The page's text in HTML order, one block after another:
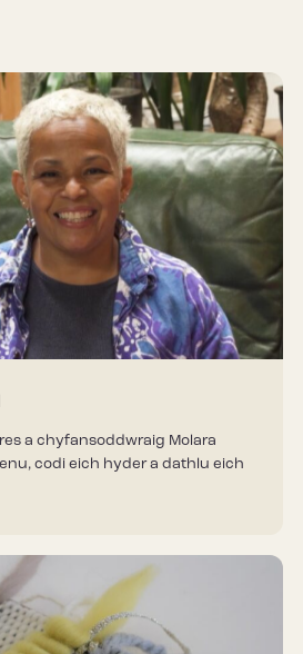
a chyfansoddwraig Molara
codi eich hyder a dathlu eich